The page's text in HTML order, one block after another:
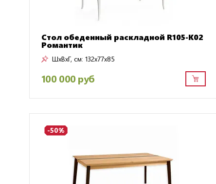
Стол обеденный раскладной R105-K02
Романтик
ШxВxГ, см: 132x77x85
100 000 руб
-50%